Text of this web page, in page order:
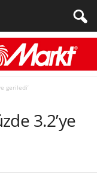
geriledi’
3.2’ye